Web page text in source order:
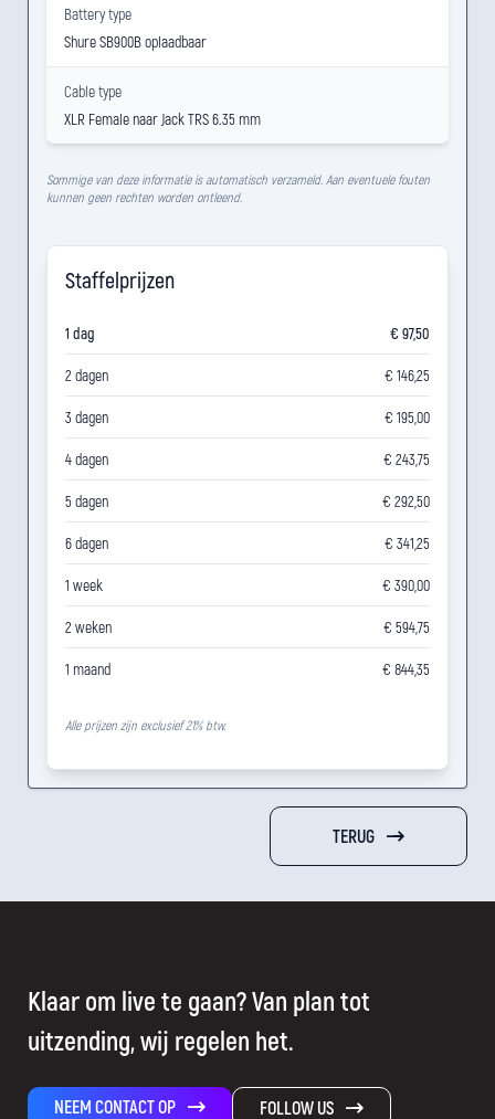
Battery type
Shure SB900B oplaadbaar
Cable type
XLR Female naar Jack TRS 6.35 mm
Sommige van deze informatie is automatisch verzameld. Aan eventuele fouten
kunnen geen rechten worden ontleend.
Staffelprijzen
1 dag € 97,50
2 dagen € 146,25
3 dagen € 195,00
4 dagen € 243,75
5 dagen € 292,50
6 dagen € 341,25
1 week € 390,00
2 weken € 594,75
1 maand € 844,35
Alle prijzen zijn exclusief 21% btw.
TERUG
Klaar om live te gaan? Van plan tot
uitzending, wij regelen het.
NEEM CONTACT OP FOLLOW US